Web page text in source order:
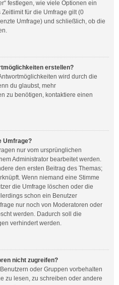
festlegen, wie viele Optionen ein
für die Umfrage gilt (0
Umfrage) und schließlich, ob die
erstellen?
wird durch die
du glaubst, mehr
zu benötigen, kontaktiere einen
Umfrage?
nur vom ursprünglichen
Administrator bearbeitet werden.
den ersten Beitrag des Themas;
Wenn niemand eine Stimme
die Umfrage löschen oder die
schon ein Benutzer
nur noch von Moderatoren oder
werden. Dadurch soll die
verhindert werden.
nicht zugreifen?
oder Gruppen vorbehalten
zu lesen, zu schreiben oder andere